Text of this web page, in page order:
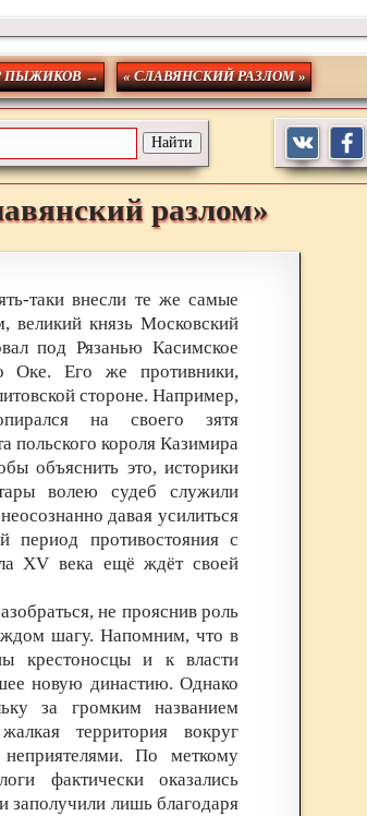
ПЫЖИКОВ → « СЛАВЯНСКИЙ РАЗЛОМ »
разлом»
таки внесли те же самые
великий князь Московский
под Рязанью Касимское
Оке. Его же противники,
стороне. Например,
на своего зятя
короля Казимира
объяснить это, историки
волею судеб служили
давая усилиться
период противостояния с
XV века ещё ждёт своей
не прояснив роль
шагу. Напомним, что в
крестоносцы и к власти
новую династию. Однако
за громким названием
территория вокруг
По меткому
фактически оказались
заполучили лишь благодаря